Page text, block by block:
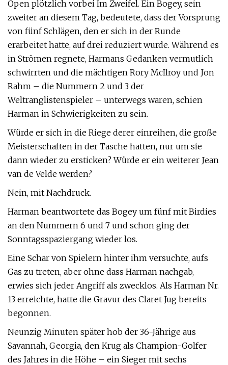
Open plötzlich vorbei Im Zweifel. Ein Bogey, sein
zweiter an diesem Tag, bedeutete, dass der Vorsprung
von fünf Schlägen, den er sich in der Runde
erarbeitet hatte, auf drei reduziert wurde. Während es
in Strömen regnete, Harmans Gedanken vermutlich
schwirrten und die mächtigen Rory McIlroy und Jon
Rahm – die Nummern 2 und 3 der
Weltranglistenspieler – unterwegs waren, schien
Harman in Schwierigkeiten zu sein.
Würde er sich in die Riege derer einreihen, die große
Meisterschaften in der Tasche hatten, nur um sie
dann wieder zu ersticken? Würde er ein weiterer Jean
van de Velde werden?
Nein, mit Nachdruck.
Harman beantwortete das Bogey um fünf mit Birdies
an den Nummern 6 und 7 und schon ging der
Sonntagsspaziergang wieder los.
Eine Schar von Spielern hinter ihm versuchte, aufs
Gas zu treten, aber ohne dass Harman nachgab,
erwies sich jeder Angriff als zwecklos. Als Harman Nr.
13 erreichte, hatte die Gravur des Claret Jug bereits
begonnen.
Neunzig Minuten später hob der 36-Jährige aus
Savannah, Georgia, den Krug als Champion-Golfer
des Jahres in die Höhe – ein Sieger mit sechs